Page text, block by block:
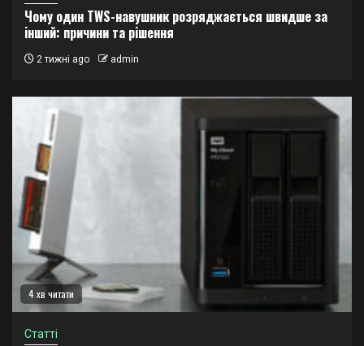
Чому один TWS-навушник розряджається швидше за
інший: причини та рішення
2 тижні ago admin
4 хв читати
Статті